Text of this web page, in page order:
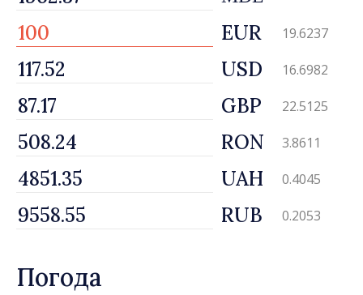
EUR 19.6237
USD 16.6982
GBP 22.5125
RON 3.8611
UAH 0.4045
RUB 0.2053
Погода